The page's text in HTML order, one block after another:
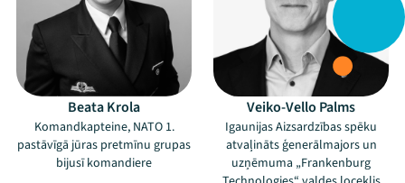
Festivāls
Programma
Arhīvs
Viņi bija LAMPĀ 2026
Beata Krola
Komandkapteine, NATO 1.
pastāvīgā jūras pretmīnu grupas
bijusī komandiere
Veiko-Vello Palms
Igaunijas Aizsardzības spēku
atvaļināts ģenerālmajors un
uzņēmuma „Frankenburg